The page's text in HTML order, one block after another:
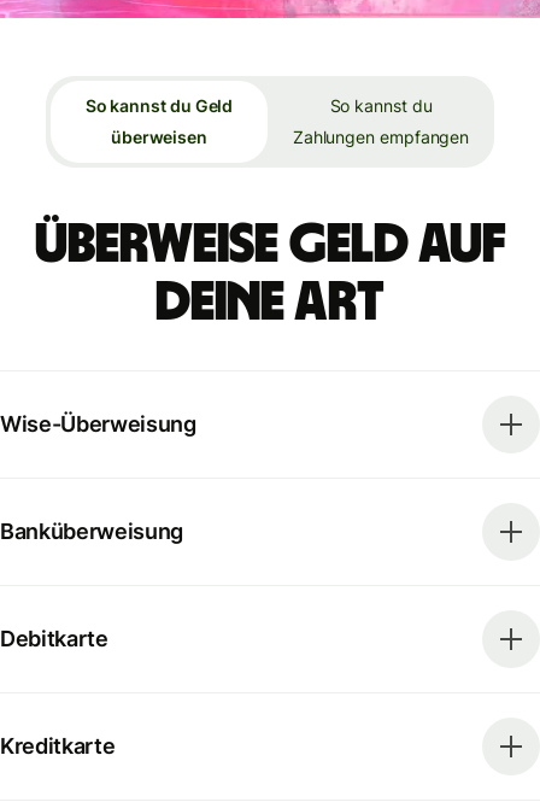
So kannst du Geld
überweisen
So kannst du
Zahlungen empfangen
Überweise Geld auf
deine Art
Wise-Überweisung
Banküberweisung
Debitkarte
Kreditkarte